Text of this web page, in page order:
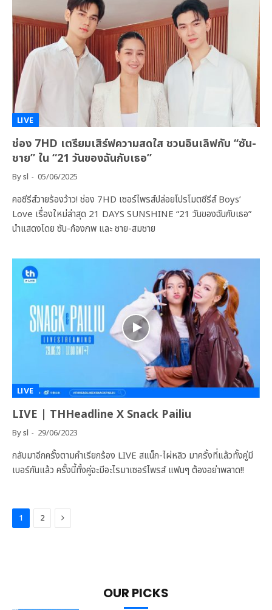
LIVE
ช่อง 7HD เตรียมเสิร์ฟความสดใส ชวนอินเลิฟกับ “ซัน-
ชาย” ใน “21 วันของฉันกับเธอ”
Bysl 05/06/2025
คอซีรีส์วายร้องว้าว! ช่อง 7HD เซอร์ไพรส์ปล่อยโปรโมตซีรีส์ Boys’
Love เรื่องใหม่ล่าสุด 21 DAYS SUNSHINE “21 วันของฉันกับเธอ”
นำแสดงโดย ซัน-ก้องภพ และ ชาย-สมชาย
LIVE
LIVE | THHeadline X Snack Pailiu
Bysl 29/06/2023
กลับมาอีกครั้งตามคำเรียกร้อง LIVE สแน็ก-ไผ่หลิว มาครั้งที่แล้วทั้งคู่มี
เบอร์กันแล้ว ครั้งนี้ทั้งคู่จะมีอะไรมาเซอร์ไพรส์ แฟนๆ ต้องอย่าพลาด!!
1 2 Next
OUR PICKS